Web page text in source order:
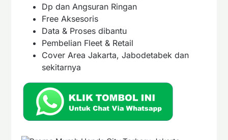
Dp dan Angsuran Ringan
Free Aksesoris
Data & Proses dibantu
Pembelian Fleet & Retail
Cover Area Jakarta, Jabodetabek dan
sekitarnya